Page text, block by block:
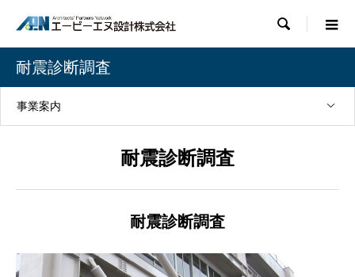

耐震診断調査
事業案内
耐震診断調査
耐震診断調査